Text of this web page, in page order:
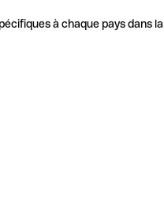
à chaque pays dans la